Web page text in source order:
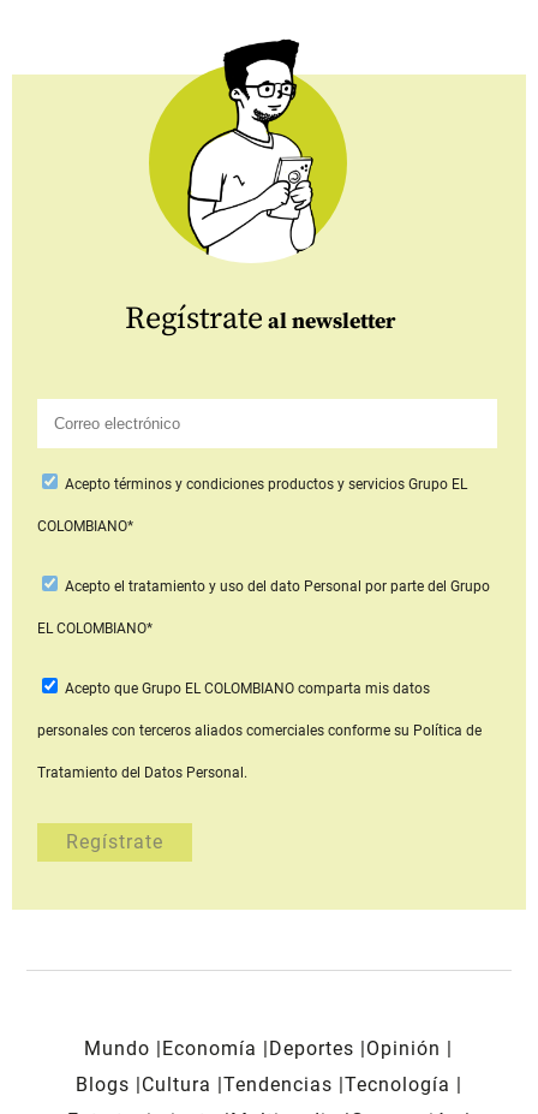
Regístrate al newsletter
Aceptotérminos y condiciones productos y serviciosGrupo EL
COLOMBIANO*
Acepto el tratamiento y uso del dato Personal por parte del Grupo
EL COLOMBIANO*
Acepto que Grupo EL COLOMBIANOcomparta mis datos
personales con terceros aliados comerciales conforme su Política de
Tratamiento del Datos Personal.
Mundo Economía Deportes
Opinión
Blogs
Cultura Tendencias Tecnología